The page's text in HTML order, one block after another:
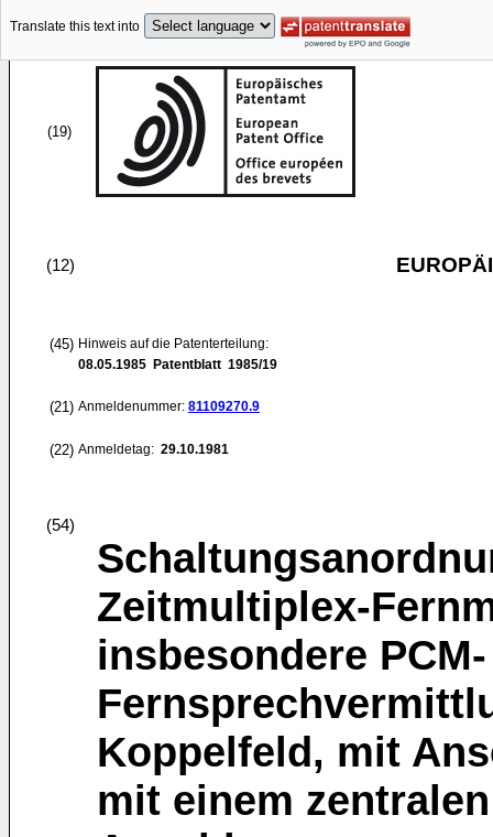
Translate this text into
(19)
(12)
(45) Hinweis auf die Patenterteilung:
08.05.1985 Patentblatt 1985/19
(21) Anmeldenummer: 81109270.9
(22) Anmeldetag: 29.10.1981
(54)
Zeitmultiplex-
insbesondere PCM-
Koppelfeld, mit
mit einem